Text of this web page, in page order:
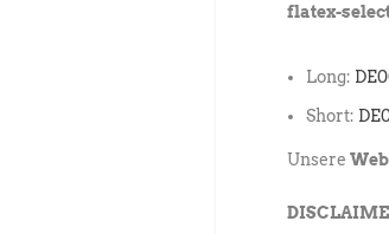
flatex-
Long:
Short:
Unsere